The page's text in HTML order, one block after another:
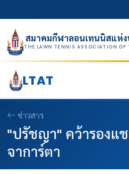
สมาคมกีฬาลอนเทนนิสแห่
THE LAWN TENNIS ASSOCIATION OF
LTAT
ข่าวสาร
"ปรัชญา" คว้ารองแ
จาการ์ตา